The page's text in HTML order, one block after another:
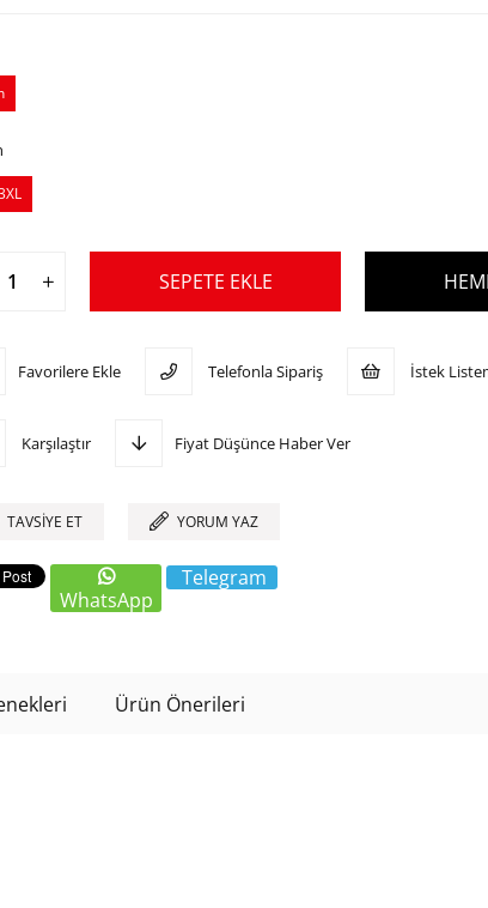
Favorilere Ekle Telefonla Sipariş İstek
Karşılaştır Fiyat Düşünce Haber Ver
TAVSIYE ET YORUM YAZ
WhatsApp
Telegram
Ürün Önerileri